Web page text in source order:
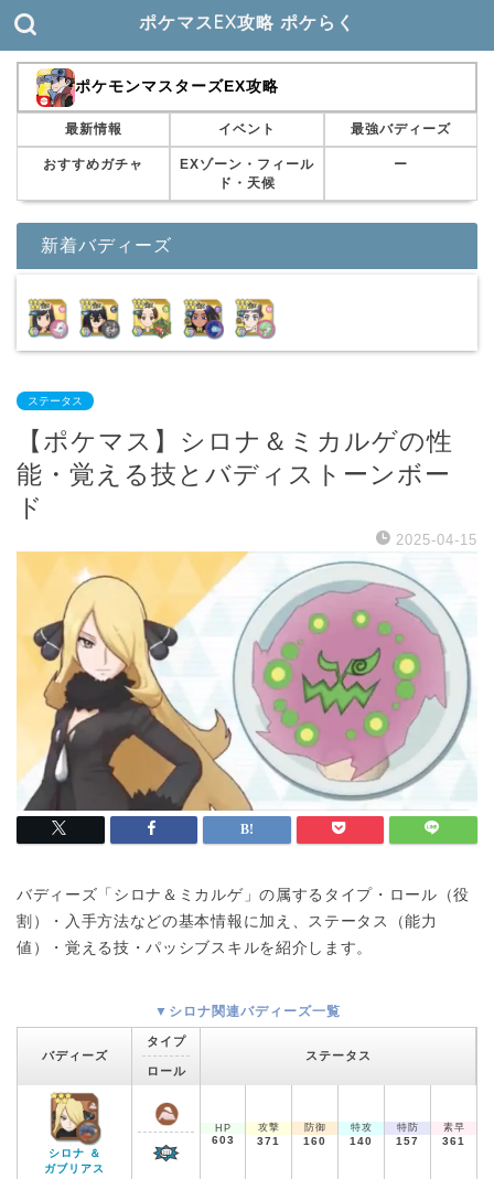
ポケマスEX攻略 ポケらく
ポケモンマスターズEX攻略
最新情報 イベント 最強バディーズ
おすすめガチャ
EXゾーン・フィール
ド・天候
ー
新着バディーズ
ステータス
【ポケマス】シロナ＆ミカルゲの性
能・覚える技とバディストーンボー
ド
2025-04-15
バディーズ「シロナ＆ミカルゲ」の属するタイプ・ロール（役
割）・入手方法などの基本情報に加え、ステータス（能力
値）・覚える技・パッシブスキルを紹介します。
▼シロナ関連バディーズ一覧
バディーズ
タイプ
ロール
ステータス
シロナ ＆
ガブリアス
HP
603
攻撃
371
防御
160
特攻
140
特防
157
素早
361